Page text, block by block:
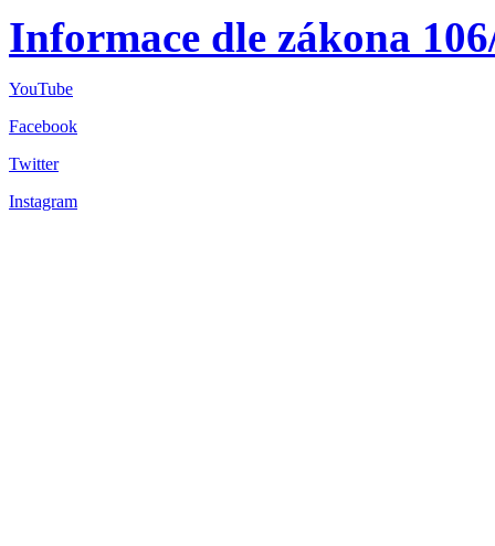
Informace dle zákona
YouTube
Facebook
Twitter
Instagram